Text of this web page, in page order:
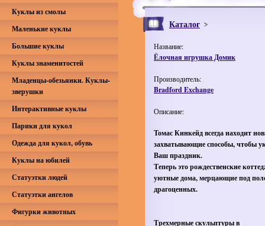
Каталог
Название:
Ёлочная игрушка Домик
Производитель:
Bradford Exchange
Описание:
Томас Кинкейд всегда находит
захватывающие способы, чтобы
Ваш праздник.
Теперь это рождественские
уютные дома, мерцающие под
драгоценных.
Трехмерные скульптуры в
Куклы из смолы
Маленькие куклы
Большие куклы
Куклы знаменитостей
Младенцы-обезьянки. Куклы-
зверушки
Интерактивные куклы
Парики для кукол
Одежда для кукол, обувь
Куклы на юбилей
Статуэтки людей
Статуэтки ангелов
Фигурки животных